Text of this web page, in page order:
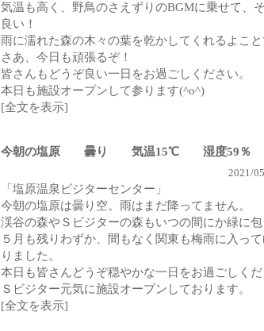
気温も高く、野鳥のさえずりのBGMに乗せて、
良い！
雨に濡れた森の木々の葉を乾かしてくれるよこと
さあ、今日も頑張るぞ！
皆さんもどうぞ良い一日をお過ごしください。
本日も施設オープンして参ります(^o^)
[全文を表示]
今朝の塩原 曇り 気温15℃ 湿度59％
2021/
「塩原温泉ビジターセンター」
今朝の塩原は曇り空。雨はまだ降ってません。
渓谷の森やＳビジターの森もいつの間にか緑に包
５月も残りわずか、間もなく関東も梅雨に入っ
りました。
本日も皆さんどうぞ穏やかな一日をお過ごしく
Ｓビジター元気に施設オープンしております。
[全文を表示]